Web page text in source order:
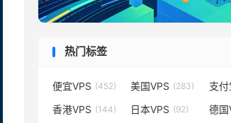
热门标签
便宜VPS (452) 美国VPS (283) 支
香港VPS (144) 日本VPS (92) 德国